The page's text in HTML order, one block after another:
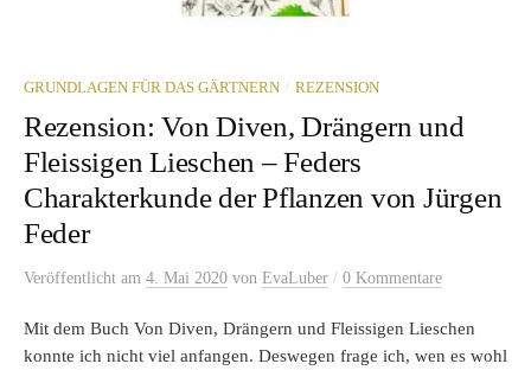
GRUNDLAGEN FÜR DAS GÄRTNERN / REZENSION
Rezension: Von Diven, Drängern und
Fleissigen Lieschen – Feders
Charakterkunde der Pflanzen von Jürgen
Feder
Veröffentlicht am 4. Mai 2020 von EvaLuber / 0 Kommentare
Mit dem Buch Von Diven, Drängern und Fleissigen Lieschen
konnte ich nicht viel anfangen. Deswegen frage ich, wen es wohl